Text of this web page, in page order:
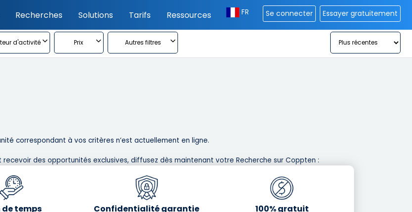
Recherches Solutions Tarifs Ressources FR Se connecter Essayer gratuitement
d'activité Prix Autres filtres
correspondant à vos critères n’est actuellement en ligne.
des opportunités exclusives, diffusez dès maintenant votre Recherche sur Coppten :
de temps Confidentialité garantie 100% gratuit